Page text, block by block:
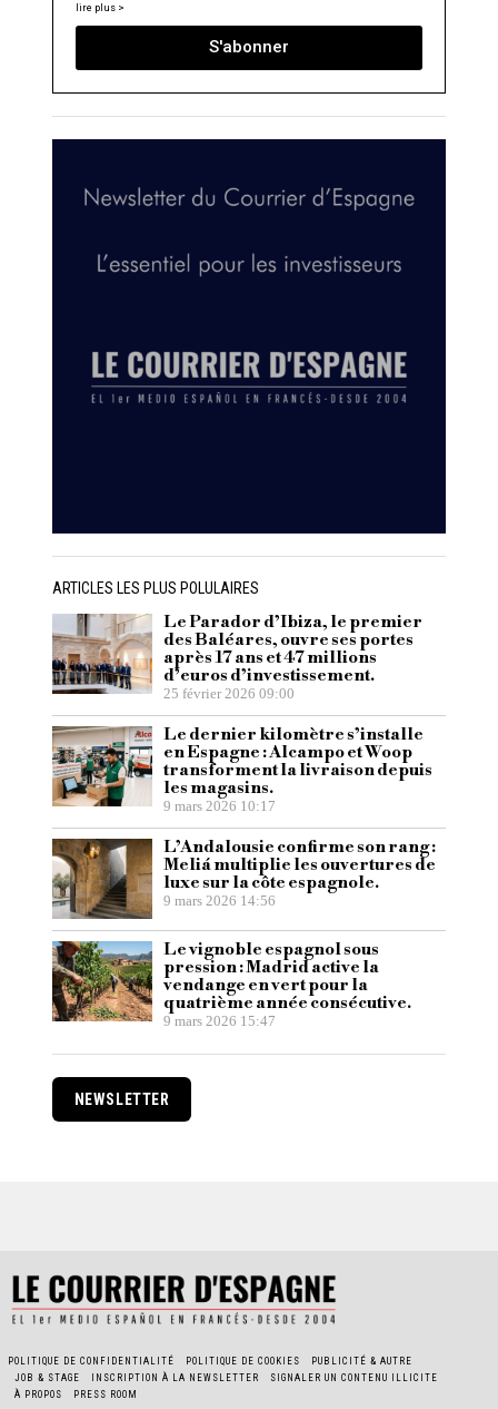
lire plus >
S'abonner
ARTICLES LES PLUS POLULAIRES
Le Parador d’Ibiza, le premier
des Baléares, ouvre ses portes
après 17 ans et 47 millions
d’euros d’investissement.
25 février 2026 09:00
Le dernier kilomètre s’installe
en Espagne : Alcampo et Woop
transforment la livraison depuis
les magasins.
9 mars 2026 10:17
L’Andalousie confirme son rang :
Meliá multiplie les ouvertures de
luxe sur la côte espagnole.
9 mars 2026 14:56
Le vignoble espagnol sous
pression : Madrid active la
vendange en vert pour la
quatrième année consécutive.
9 mars 2026 15:47
NEWSLETTER
POLITIQUE DE CONFIDENTIALITÉ POLITIQUE DE COOKIES
PUBLICITÉ & AUTRE
JOB & STAGE
INSCRIPTION À LA NEWSLETTER
SIGNALER UN CONTENU ILLICITE
À PROPOS
PRESS ROOM